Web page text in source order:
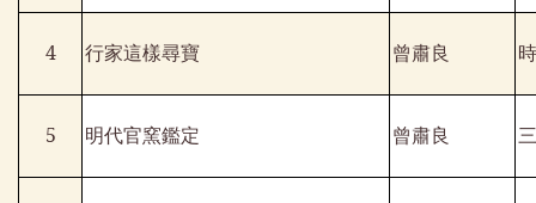
4 行家這樣尋寶 曾肅良
5 明代官窯鑑定 曾肅良